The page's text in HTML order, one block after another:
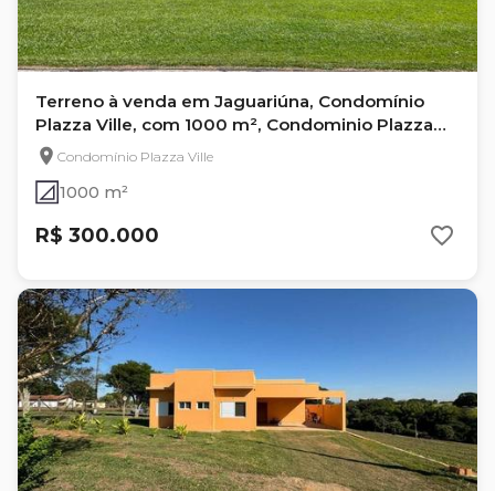
Terreno à venda em Jaguariúna, Condomínio
Plazza Ville, com 1000 m², Condominio Plazza
VilleCondomínio Plazza Ville
1000 m²
R$ 300.000